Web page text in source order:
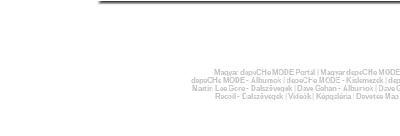
Magyar depeCHe MODE Portál
Magyar depeCHe
depeCHe MODE - Albumok| depeCHe MODE - Kislemezek|
Martin Lee Gore - Dalszövegek| Dave Gahan - Albumok|
Dave
Recoil - Dalszövegek| Videók| Képgaléria| Devotee Map